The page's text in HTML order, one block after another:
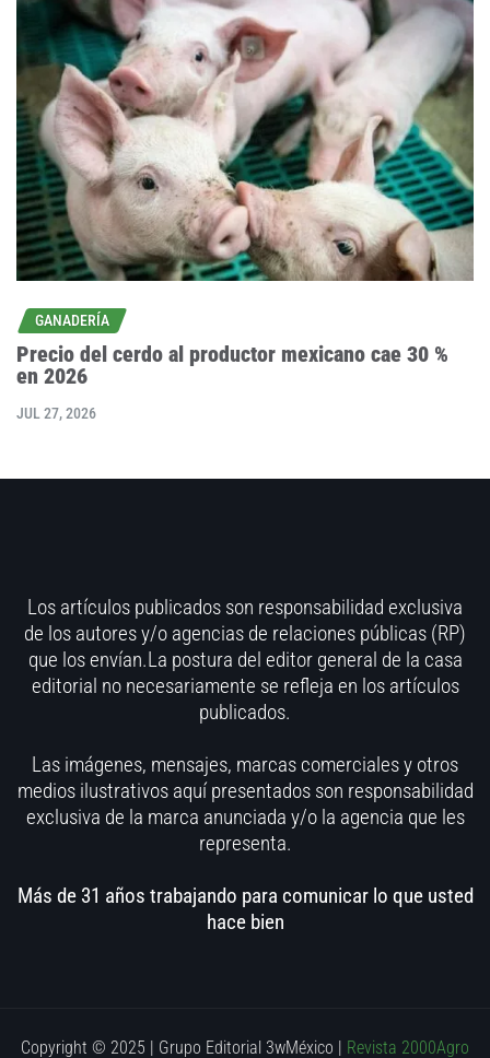
GANADERÍA
Precio del cerdo al productor mexicano cae 30 %
en 2026
JUL 27, 2026
Los artículos publicados son responsabilidad exclusiva
de los autores y/o agencias de relaciones públicas (RP)
que los envían.La postura del editor general de la casa
editorial no necesariamente se refleja en los artículos
publicados.
Las imágenes, mensajes, marcas comerciales y otros
medios ilustrativos aquí presentados son responsabilidad
exclusiva de la marca anunciada y/o la agencia que les
representa.
Más de 31 años trabajando para comunicar lo que usted
hace bien
Copyright © 2025 | Grupo Editorial 3wMéxico | Revista 2000Agro